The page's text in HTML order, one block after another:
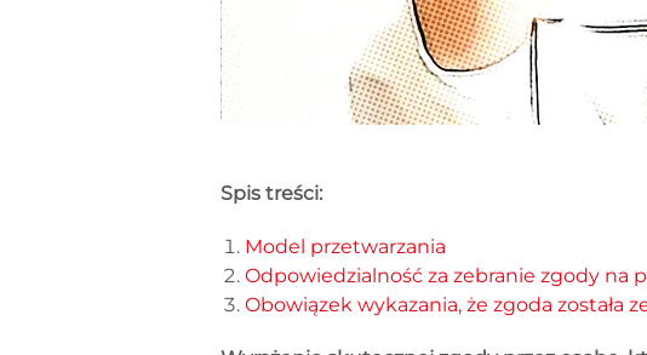
Spis treści:
Model przetwarzania
Odpowiedzialność za zebranie zgody na
Obowiązek wykazania, że zgoda została